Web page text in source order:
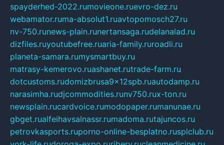
spayderhed-2022.rumovieone.ruevro-dez.ru
webamator.ruma-absolut1.ruavtopomosch27.ru
nv-750.runews-plain.runertansaga.rudelanalad.ru
dizfiles.ruyoutubefree.ruaria-family.ruroadli.ru
planeta-samara.rumysmartbuy.ru
matrasy-kemerovo.ruashanet.rutrade-farm.ru
dotcustoms.rudomizbrusa9x12spb.ruautodamp.ru
narasimha.rudjcommodities.runv750.rux-ton.ru
newsplain.rucardvoice.rumodopaper.rumanunae.ru
gbget.rualfeihavsalnassr.rumadoma.rutajuncos.ru
petrovkasports.ruporno-online-besplatno.rusplclub.ru